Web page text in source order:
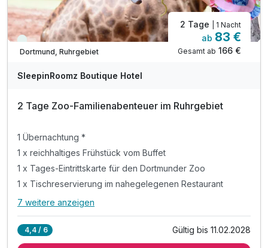
Immer verfügbar
Dortmund, Ruhrgebiet
2 Tage | 1 Nacht
ab 83 €
Gesamt ab 166 €
SleepinRoomz Boutique Hotel
2 Tage Zoo-Familienabenteuer im Ruhrgebiet
1 Übernachtung *
1 x reichhaltiges Frühstück vom Buffet
1 x Tages-Eintrittskarte für den Dortmunder Zoo
1 x Tischreservierung im nahegelegenen Restaurant
Alle Inklusivleistungen
7 weitere anzeigen
4,4 / 6 Gültig bis 11.02.2028